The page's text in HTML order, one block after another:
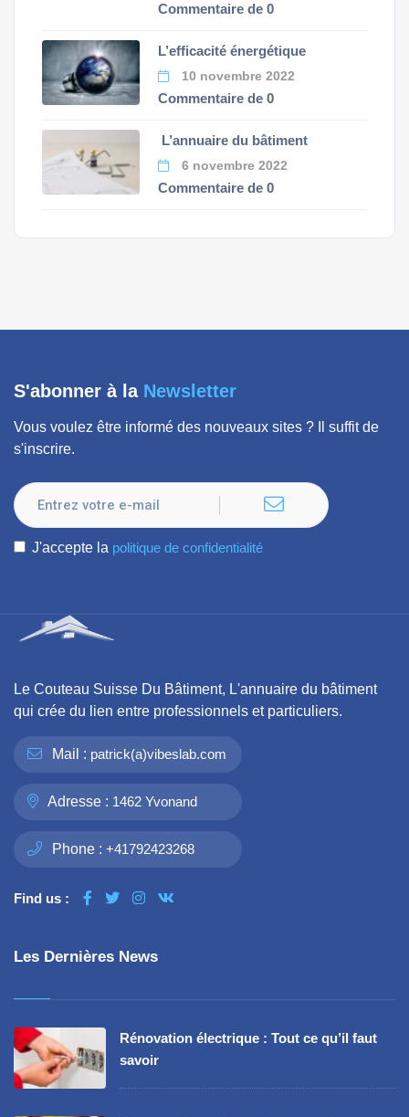
Commentaire de 0
L’efficacité énergétique
10 novembre 2022
Commentaire de 0
L’annuaire du bâtiment
6 novembre 2022
Commentaire de 0
S'abonner à la Newsletter
Vous voulez être informé des nouveaux sites ? Il suffit de
s'inscrire.
J'accepte la politique de confidentialité
Le Couteau Suisse Du Bâtiment, L'annuaire du bâtiment
qui crée du lien entre professionnels et particuliers.
Mail : patrick(a)vibeslab.com
Adresse : 1462 Yvonand
Phone : +41792423268
Find us :
Les Dernières News
Rénovation électrique : Tout ce qu’il faut
savoir